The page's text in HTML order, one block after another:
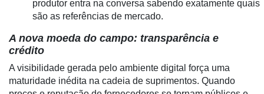
Automação
Robótica
Conectividade
produtor entra na conversa sabendo exatamente quais
são as referências de mercado.
A nova moeda do campo: transparência e
crédito
A visibilidade gerada pelo ambiente digital força uma
maturidade inédita na cadeia de suprimentos. Quando